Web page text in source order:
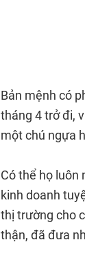
Bản mệnh có
tháng 4 trở đi,
một chú ngựa
Có thể họ luôn
kinh doanh
thị trường cho
thận, đã đưa